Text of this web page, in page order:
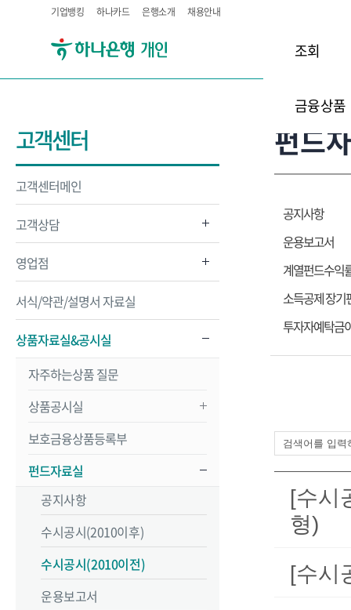
기업뱅킹 하나카드 은행소개 채용안내
조회
금융상품
고객센터
고객센터메인
고객상담
영업점
서식/약관/설명서 자료실
상품자료실&공시실
자주하는상품 질문
상품공시실
보호금융상품등록부
펀드자료실
공지사항
수시공시(2010이후)
수시공시(2010이전)
운용보고서
펀드
공지사항
운용보고서
계열펀드수익
소득공제 장기
투자자예탁금
[수시
형)
[수시